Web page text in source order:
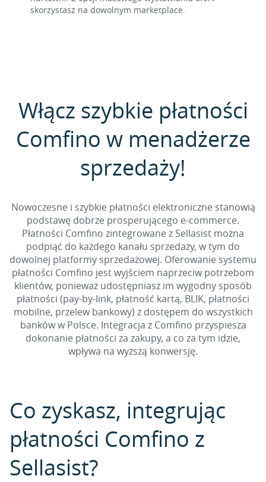
skorzystasz na dowolnym marketplace.
Włącz szybkie płatności
Comfino w menadżerze
sprzedaży!
Nowoczesne i szybkie płatności elektroniczne stanowią
podstawę dobrze prosperującego e-commerce.
Płatności Comfino zintegrowane z Sellasist można
podpiąć do każdego kanału sprzedaży, w tym do
dowolnej platformy sprzedażowej. Oferowanie systemu
płatności Comfino jest wyjściem naprzeciw potrzebom
klientów, ponieważ udostępniasz im wygodny sposób
płatności (pay-by-link, płatność kartą, BLIK, płatności
mobilne, przelew bankowy) z dostępem do wszystkich
banków w Polsce. Integracja z Comfino przyspiesza
dokonanie płatności za zakupy, a co za tym idzie,
wpływa na wyższą konwersję.
Co zyskasz, integrując
płatności Comfino z
Sellasist?